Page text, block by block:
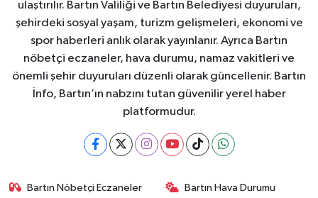
ulaştırılır. Bartın Valiliği ve Bartın Belediyesi duyuruları,
şehirdeki sosyal yaşam, turizm gelişmeleri, ekonomi ve
spor haberleri anlık olarak yayınlanır. Ayrıca Bartın
nöbetçi eczaneler, hava durumu, namaz vakitleri ve
önemli şehir duyuruları düzenli olarak güncellenir. Bartın
İnfo, Bartın’ın nabzını tutan güvenilir yerel haber
platformudur.
Bartın Nöbetçi Eczaneler Bartın Hava Durumu